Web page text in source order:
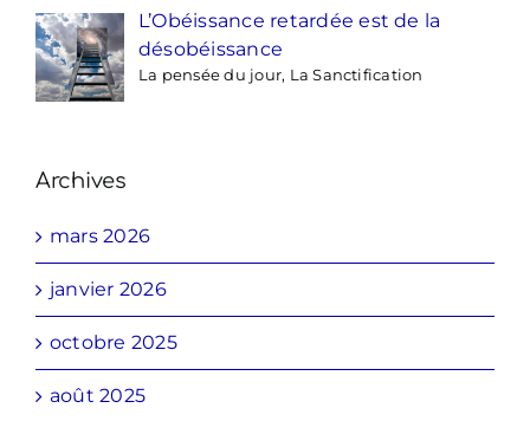
L’Obéissance retardée est de la
désobéissance
La pensée du jour, La Sanctification
Archives
mars 2026
janvier 2026
octobre 2025
août 2025